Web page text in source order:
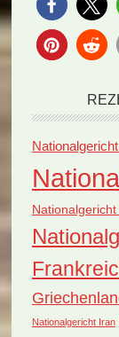
Nationalgericht Iran